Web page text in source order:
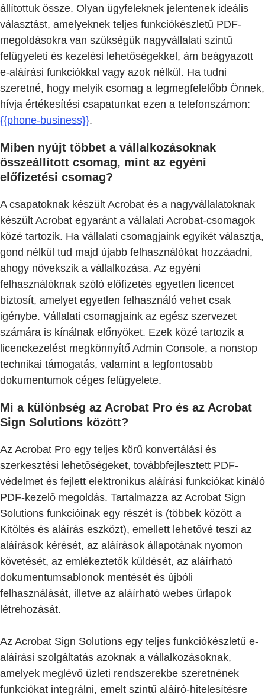
állítottuk össze. Olyan ügyfeleknek jelentenek ideális
választást, amelyeknek teljes funkciókészletű PDF-
megoldásokra van szükségük nagyvállalati szintű
felügyeleti és kezelési lehetőségekkel, ám beágyazott
e-aláírási funkciókkal vagy azok nélkül. Ha tudni
szeretné, hogy melyik csomag a legmegfelelőbb Önnek,
hívja értékesítési csapatunkat ezen a telefonszámon:
{{phone-business}}.
Miben nyújt többet a vállalkozásoknak
összeállított csomag, mint az egyéni
előfizetési csomag?
A csapatoknak készült Acrobat és a nagyvállalatoknak
készült Acrobat egyaránt a vállalati Acrobat-csomagok
közé tartozik. Ha vállalati csomagjaink egyikét választja,
gond nélkül tud majd újabb felhasználókat hozzáadni,
ahogy növekszik a vállalkozása. Az egyéni
felhasználóknak szóló előfizetés egyetlen licencet
biztosít, amelyet egyetlen felhasználó vehet csak
igénybe. Vállalati csomagjaink az egész szervezet
számára is kínálnak előnyöket. Ezek közé tartozik a
licenckezelést megkönnyítő Admin Console, a nonstop
technikai támogatás, valamint a legfontosabb
dokumentumok céges felügyelete.
Mi a különbség az Acrobat Pro és az Acrobat
Sign Solutions között?
Az Acrobat Pro egy teljes körű konvertálási és
szerkesztési lehetőségeket, továbbfejlesztett PDF-
védelmet és fejlett elektronikus aláírási funkciókat kínáló
PDF-kezelő megoldás. Tartalmazza az Acrobat Sign
Solutions funkcióinak egy részét is (többek között a
Kitöltés és aláírás eszközt), emellett lehetővé teszi az
aláírások kérését, az aláírások állapotának nyomon
követését, az emlékeztetők küldését, az aláírható
dokumentumsablonok mentését és újbóli
felhasználását, illetve az aláírható webes űrlapok
létrehozását.
Az Acrobat Sign Solutions egy teljes funkciókészletű e-
aláírási szolgáltatás azoknak a vállalkozásoknak,
amelyek meglévő üzleti rendszerekbe szeretnének
funkciókat integrálni, emelt szintű aláíró-hitelesítésre